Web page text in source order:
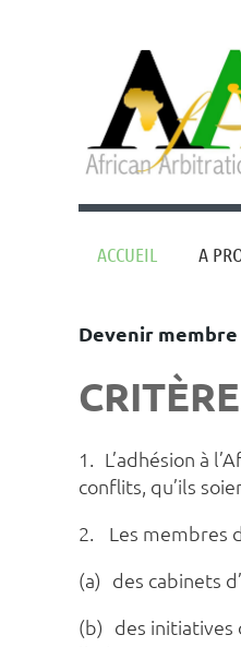
ACCUEIL A
Devenir membre
1. L’adhésion à
conflits, qu’ils
2.
Les membres
(a) des cabinets
(b) des initiatives